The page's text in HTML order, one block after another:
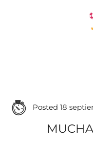
Posted 18